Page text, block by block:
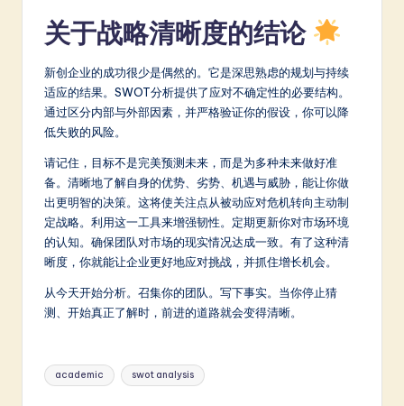
关于战略清晰度的结论
新创企业的成功很少是偶然的。它是深思熟虑的规划与持续
适应的结果。SWOT分析提供了应对不确定性的必要结构。
通过区分内部与外部因素，并严格验证你的假设，你可以降
低失败的风险。
请记住，目标不是完美预测未来，而是为多种未来做好准
备。清晰地了解自身的优势、劣势、机遇与威胁，能让你做
出更明智的决策。这将使关注点从被动应对危机转向主动制
定战略。利用这一工具来增强韧性。定期更新你对市场环境
的认知。确保团队对市场的现实情况达成一致。有了这种清
晰度，你就能让企业更好地应对挑战，并抓住增长机会。
从今天开始分析。召集你的团队。写下事实。当你停止猜
测、开始真正了解时，前进的道路就会变得清晰。
Tags:
academic swot analysis